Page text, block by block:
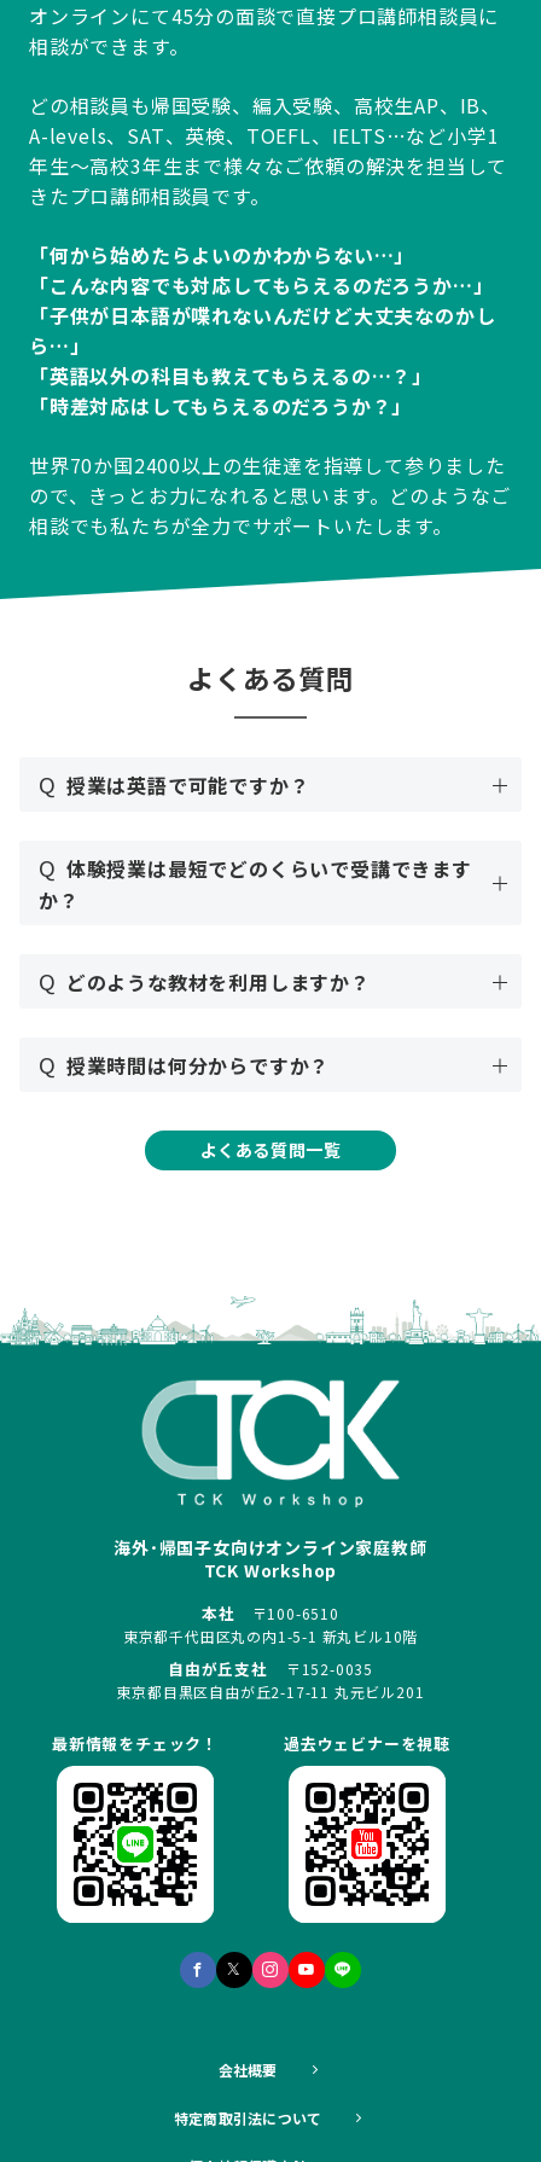
オンラインにて45分の面談で直接プロ講師相談員に
相談ができます。
どの相談員も帰国受験、編入受験、高校生AP、IB、
A-levels、SAT、英検、TOEFL、IELTS…など小学1
年生～高校3年生まで様々なご依頼の解決を担当して
きたプロ講師相談員です。
「何から始めたらよいのかわからない…」
「こんな内容でも対応してもらえるのだろうか…」
「子供が日本語が喋れないんだけど大丈夫なのかし
ら…」
「英語以外の科目も教えてもらえるの…？」
「時差対応はしてもらえるのだろうか？」
世界70か国2400以上の生徒達を指導して参りました
ので、きっとお力になれると思います。どのようなご
相談でも私たちが全力でサポートいたします。
よくある質問
Q 授業は英語で可能ですか？
Q 体験授業は最短でどのくらいで受講できます
か？
Q どのような教材を利用しますか？
Q 授業時間は何分からですか？
よくある質問一覧
海外･帰国子女向けオンライン家庭教師
TCK Workshop
本社
〒100-6510
東京都千代田区丸の内1-5-1 新丸ビル10階
自由が丘支社
〒152-0035
東京都目黒区自由が丘2-17-11 丸元ビル201
最新情報をチェック！ 過去ウェビナーを視聴
会社概要
特定商取引法について